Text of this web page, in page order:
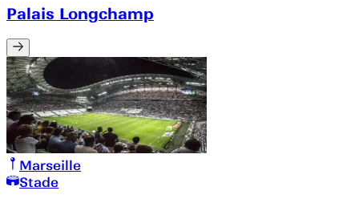
Palais Longchamp
Marseille
Stade